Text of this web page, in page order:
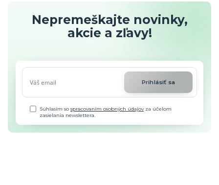
Nepremeškajte novinky,
akcie a zľavy!
Prihlásiť sa
Súhlasím sospracovaním osobných údajovza účelom
zasielania newslettera.